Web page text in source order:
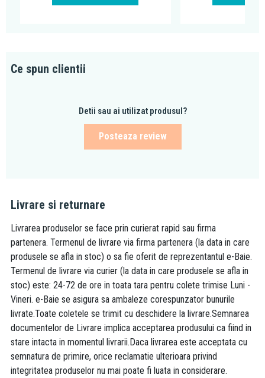
Ce spun clientii
Detii sau ai utilizat produsul?
Posteaza review
Livrare si returnare
Livrarea produselor se face prin curierat rapid sau firma
partenera. Termenul de livrare via firma partenera (la data in care
produsele se afla in stoc) o sa fie oferit de reprezentantul e-Baie.
Termenul de livrare via curier (la data in care produsele se afla in
stoc) este: 24-72 de ore in toata tara pentru colete trimise Luni -
Vineri. e-Baie se asigura sa ambaleze corespunzator bunurile
livrate.Toate coletele se trimit cu deschidere la livrare.Semnarea
documentelor de Livrare implica acceptarea produsului ca fiind in
stare intacta in momentul livrarii.Daca livrarea este acceptata cu
semnatura de primire, orice reclamatie ulterioara privind
integritatea produselor nu mai poate fi luata in considerare.